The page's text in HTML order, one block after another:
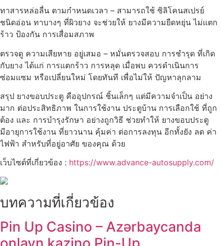
ทาสารหล่อลื่น ตามกำหนดเวลา – สามารถใช้ ซิลิโคนสเปรย์
ชนิดอ่อน ทาบางๆ ที่ผิวยาง จะช่วยให้ ยางมีความยืดหยุ่น ไม่แตก
ร้าว ป้องกัน การเสื่อมสภาพ
ตรวจดู ความเสียหาย อยู่เสมอ – หมั่นตรวจสอบ การชำรุด ที่เกิด
กับยาง ได้แก่ การแตกร้าว การหลุด เมื่อพบ ควรดำเนินการ
ซ่อมแซม หรือเปลี่ยนใหม่ โดยทันที เพื่อไม่ให้ ปัญหาลุกลาม
สรุป ยางขอบประตู คืออุปกรณ์ ชิ้นเล็กๆ แต่มีความจำเป็น อย่าง
มาก ต่อประสิทธิภาพ ในการใช้งาน ประตูบ้าน การเลือกใช้ ที่ถูก
ต้อง และ การบำรุงรักษา อย่างถูกวิธี ช่วยทำให้ ยางขอบประตู
มีอายุการใช้งาน ที่ยาวนาน คุ้มค่า ต่อการลงทุน อีกทั้งยัง ลด ค่า
ไฟฟ้า สำหรับที่อยู่อาศัย ของคุณ ด้วย
เว็บไซต์ที่เกี่ยวข้อง : https://www.advance-autosupply.com/
บทความที่เกี่ยวข้อง
Pin Up Casino – Azərbaycanda